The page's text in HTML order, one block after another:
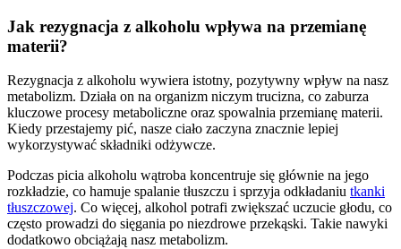
Jak rezygnacja z alkoholu wpływa na przemianę
materii?
Rezygnacja z alkoholu wywiera istotny, pozytywny wpływ na nasz
metabolizm. Działa on na organizm niczym trucizna, co zaburza
kluczowe procesy metaboliczne oraz spowalnia przemianę materii.
Kiedy przestajemy pić, nasze ciało zaczyna znacznie lepiej
wykorzystywać składniki odżywcze.
Podczas picia alkoholu wątroba koncentruje się głównie na jego
rozkładzie, co hamuje spalanie tłuszczu i sprzyja odkładaniu tkanki
tłuszczowej. Co więcej, alkohol potrafi zwiększać uczucie głodu, co
często prowadzi do sięgania po niezdrowe przekąski. Takie nawyki
dodatkowo obciążają nasz metabolizm.